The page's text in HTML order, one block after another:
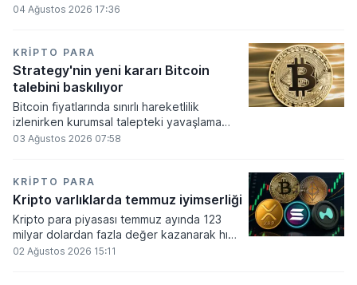
kripto varlıkların kullanımına onay veren
elde edilen dijital paraların belirli şartlar
altında dolaşımına ve menkul kıymet
alımlarında kullanılmasına olanak sağlanıyor.
04 Ağustos 2026 17:36
KRIPTO PARA
Strategy'nin yeni kararı Bitcoin
talebini baskılıyor
Bitcoin fiyatlarında sınırlı hareketlilik
izlenirken kurumsal talepteki yavaşlama
piyasa dinamiklerini etkiliyor. ABD Merkez
çalışmalarındaki belirsizliklerle baskı altında
kalmaya devam ediyor.
03 Ağustos 2026 07:58
KRIPTO PARA
Kripto varlıklarda temmuz iyimserliği
Kripto para piyasası temmuz ayında 123
milyar dolardan fazla değer kazanarak hızlı
bir toparlanma sürecine girdi. Bitcoin ve
02 Ağustos 2026 15:11